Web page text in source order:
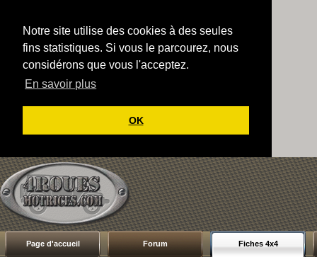
Notre site utilise des cookies à des seules
fins statistiques. Si vous le parcourez, nous
considérons que vous l'acceptez.
En savoir plus
OK
Page d'accueil Forum Fiches 4x4